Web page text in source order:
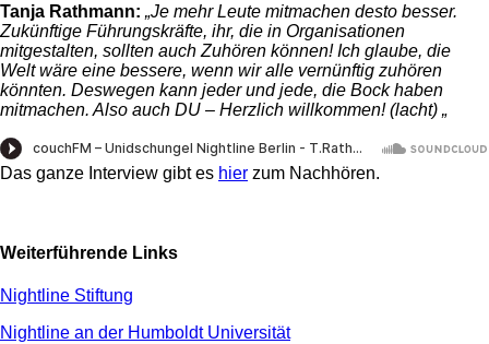
Tanja Rathmann: „Je mehr Leute mitmachen desto besser.
Zukünftige Führungskräfte, ihr, die in Organisationen
mitgestalten, sollten auch Zuhören können! Ich glaube, die
Welt wäre eine bessere, wenn wir alle vernünftig zuhören
könnten. Deswegen kann jeder und jede, die Bock haben
mitmachen. Also auch DU – Herzlich willkommen! (lacht) „
Das ganze Interview gibt es hier zum Nachhören.
Weiterführende Links
Nightline Stiftung
Nightline an der Humboldt Universität